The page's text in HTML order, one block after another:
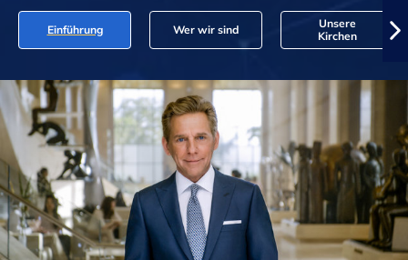
Einführung Wer wir sind
Unsere
Kirchen